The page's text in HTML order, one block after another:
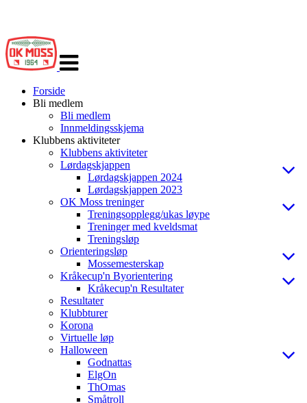
navigasjon
Forside
Bli medlem
Bli medlem
Innmeldingsskjema
Klubbens aktiviteter
Klubbens aktiviteter
Lørdagskjappen
Lørdagskjappen 2024
Lørdagskjappen 2023
OK Moss treninger
Treningsopplegg/ukas løype
Treninger med kveldsmat
Treningsløp
Orienteringsløp
Mossemesterskap
Kråkecup'n Byorientering
Kråkecup'n Resultater
Resultater
Klubbturer
Korona
Virtuelle løp
Halloween
Godnattas
ElgOn
ThOmas
Småtroll